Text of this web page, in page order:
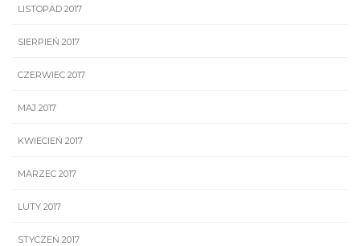
LISTOPAD 2017
SIERPIEŃ 2017
CZERWIEC 2017
MAJ 2017
KWIECIEŃ 2017
MARZEC 2017
LUTY 2017
STYCZEŃ 2017